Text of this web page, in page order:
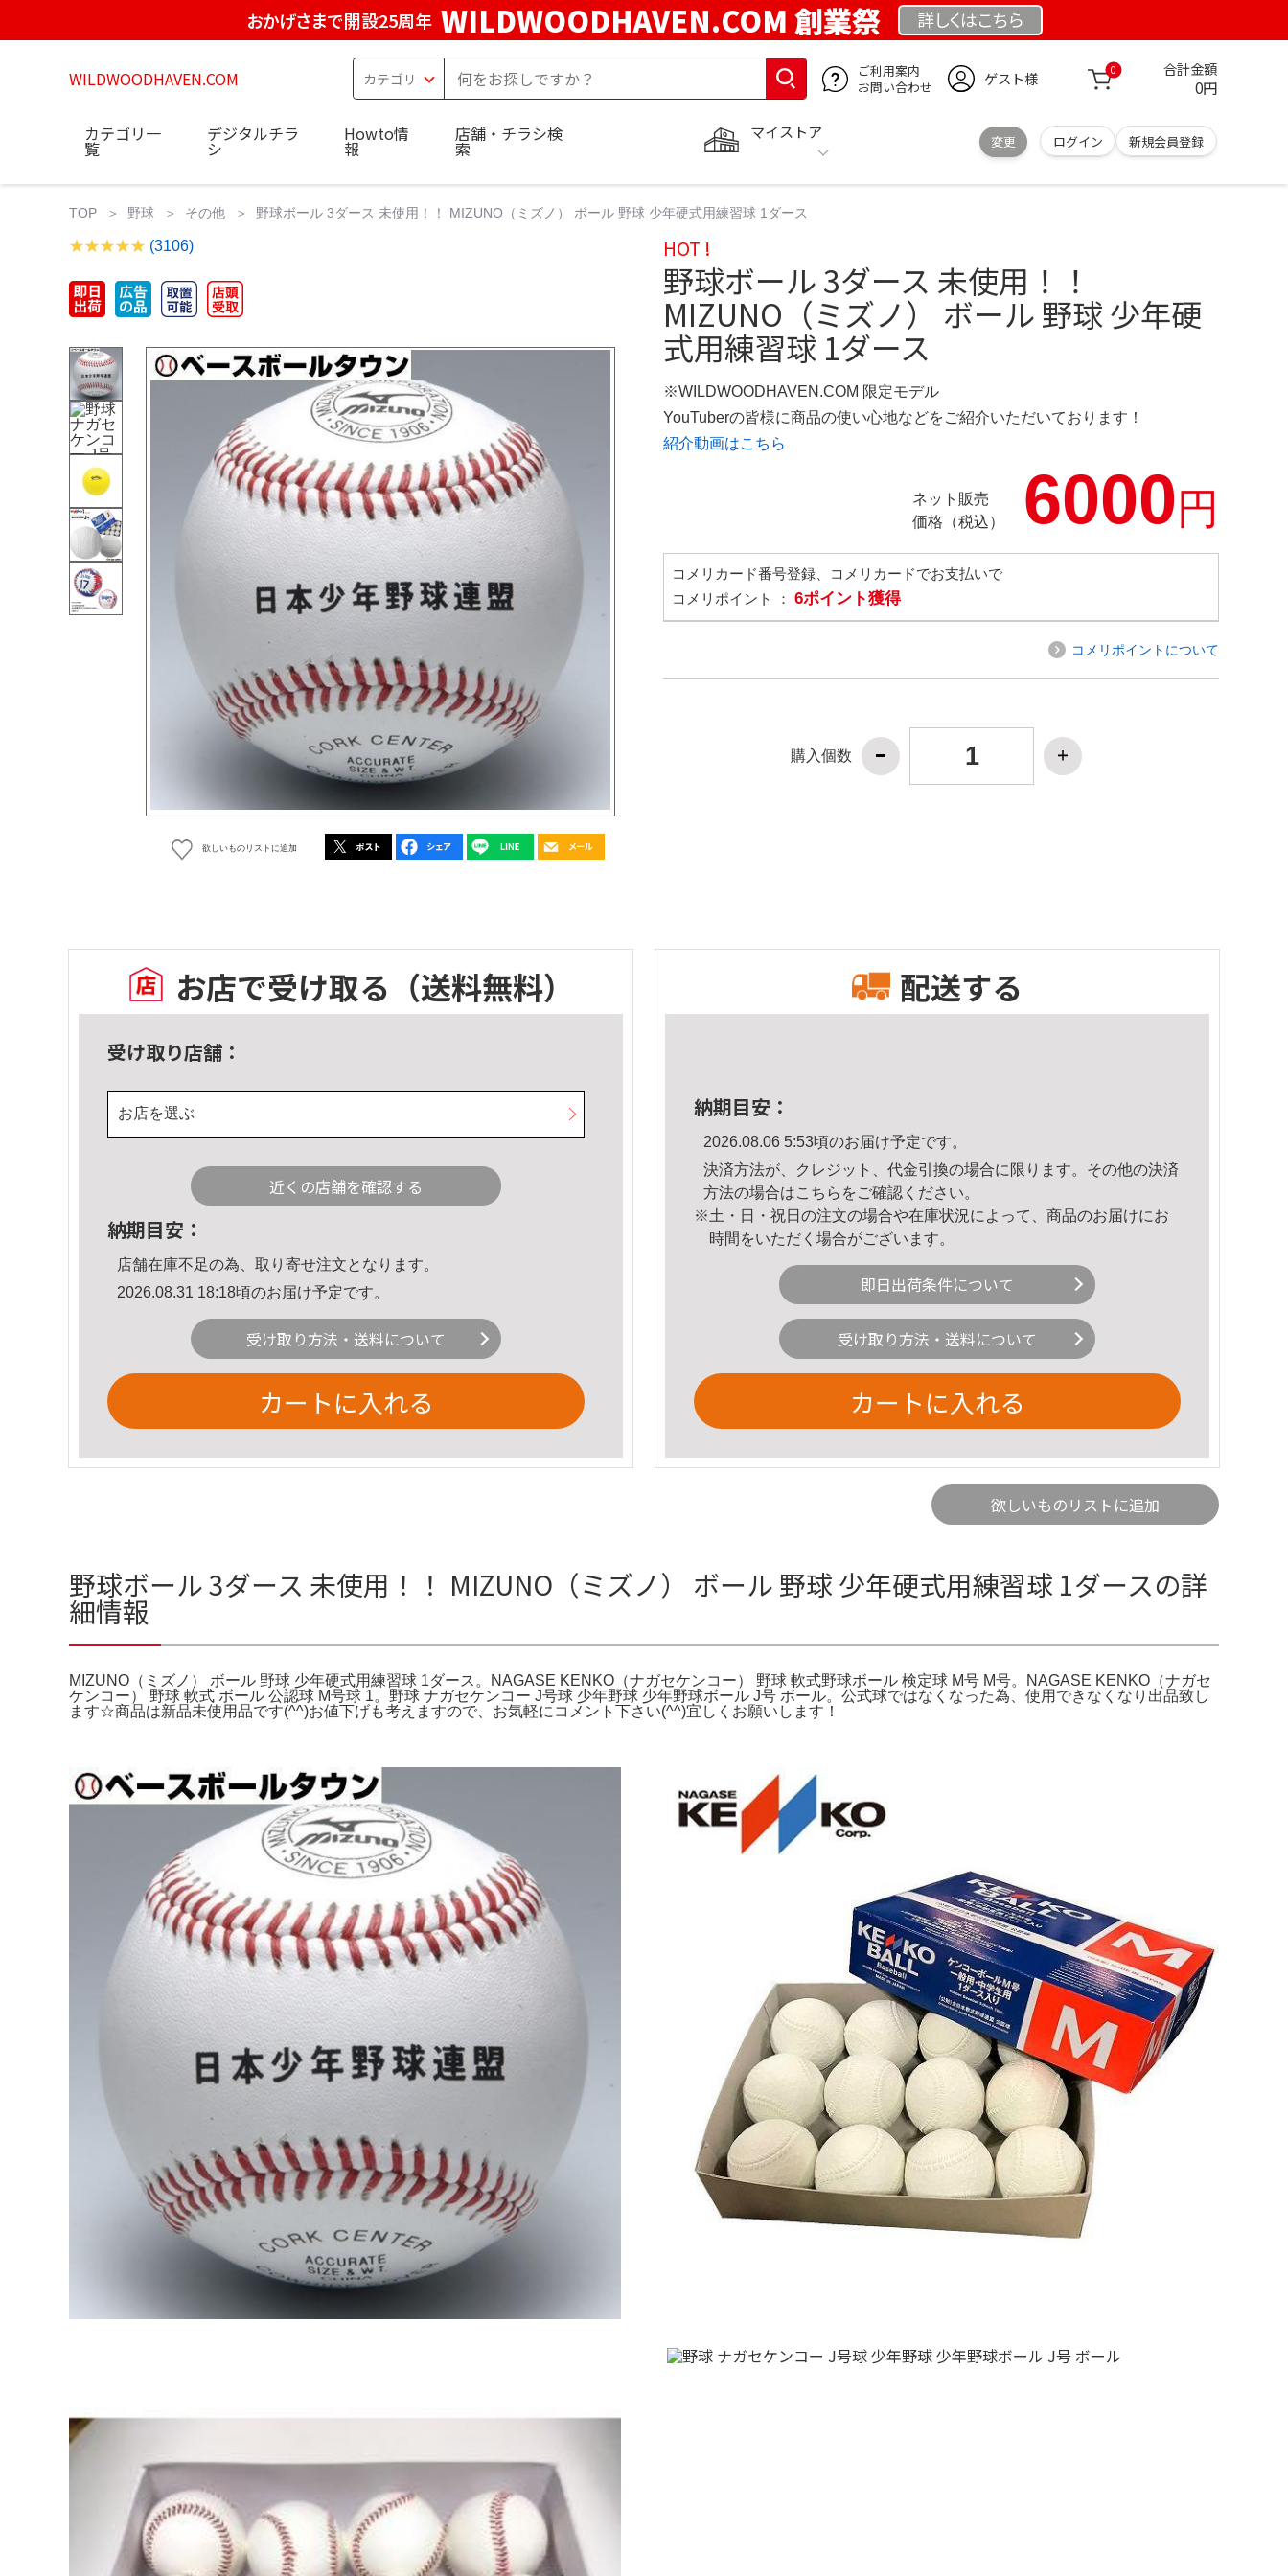
おかげさまで開設25周年 WILDWOODHAVEN.COM 創業祭 詳しくはこちら
WILDWOODHAVEN.COM
ご利用案内
お問い合わせ
ゲスト様 0 合計金額
0円
マイストア
変更 ログイン 新規会員登録
カテゴリ一
覧
デジタルチラ
シ
Howto情
報
店舗・チラシ検
索
TOP 野球 その他 野球ボール 3ダース 未使用！！ MIZUNO（ミズノ） ボール 野球 少年硬式用練習球 1ダース
(3106)
欲しいものリストに追加
HOT !
野球ボール 3ダース 未使用！！
MIZUNO（ミズノ） ボール 野球 少年硬
式用練習球 1ダース
※WILDWOODHAVEN.COM 限定モデル
YouTuberの皆様に商品の使い心地などをご紹介いただいております！
紹介動画はこちら
ネット販売
価格（税込）
6000円
コメリカード番号登録、コメリカードでお支払いで
コメリポイント ： 6ポイント獲得
コメリポイントについて
購入個数
お店で受け取る （送料無料）
受け取り店舗：
お店を選ぶ
近くの店舗を確認する
納期目安：
店舗在庫不足の為、取り寄せ注文となります。
2026.08.31 18:18頃のお届け予定です。
受け取り方法・送料について
カートに入れる
配送する
納期目安：
2026.08.06 5:53頃のお届け予定です。
決済方法が、クレジット、代金引換の場合に限ります。その他の決済
方法の場合はこちら をご確認ください。
※土・日・祝日の注文の場合や在庫状況によって、商品のお届けにお
時間をいただく場合がございます。
即日出荷条件について
受け取り方法・送料について
カートに入れる
欲しいものリストに追加
野球ボール 3ダース 未使用！！ MIZUNO（ミズノ） ボール 野球 少年硬式用練習球 1ダースの詳
細情報
MIZUNO（ミズノ） ボール 野球 少年硬式用練習球 1ダース。NAGASE KENKO（ナガセケンコー） 野球 軟式野球ボール 検定球 M号 M号。NAGASE KENKO（ナガセ
ケンコー） 野球 軟式 ボール 公認球 M号球 1。野球 ナガセケンコー J号球 少年野球 少年野球ボール J号 ボール。公式球ではなくなった為、使用できなくなり出品致し
ます☆商品は新品未使用品です(^^)お値下げも考えますので、お気軽にコメント下さい(^^)宜しくお願いします！